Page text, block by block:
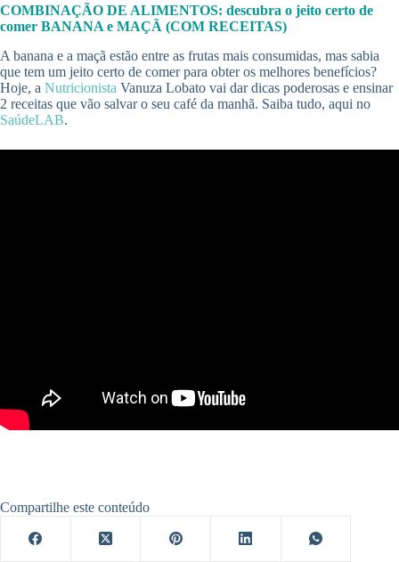
COMBINAÇÃO DE ALIMENTOS: descubra o jeito certo de
comer BANANA e MAÇÃ (COM RECEITAS)
A banana e a maçã estão entre as frutas mais consumidas, mas sabia
que tem um jeito certo de comer para obter os melhores benefícios?
Hoje, a Nutricionista Vanuza Lobato vai dar dicas poderosas e ensinar
2 receitas que vão salvar o seu café da manhã. Saiba tudo, aqui no
SaúdeLAB.
Compartilhe este conteúdo